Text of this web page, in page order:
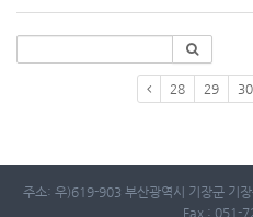
28 29 30
주소: 우)619-903 부산광역시 기장군 기
Fax : 051-